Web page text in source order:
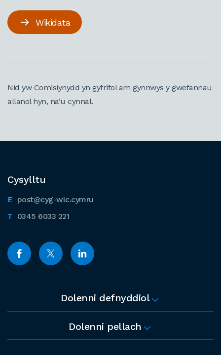
Wikidata
Nid yw Comisiynydd yn gyfrifol am gynnwys y gwefannau
allanol hyn, na’u cynnal.
Cysylltu
post@cyg-wlc.cymru
0345 6033 221
Dolenni defnyddiol
Dolenni pellach